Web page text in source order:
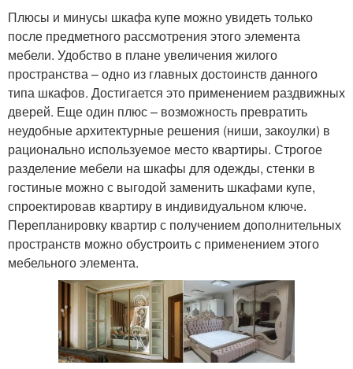
Плюсы и минусы шкафа купе можно увидеть только
после предметного рассмотрения этого элемента
мебели. Удобство в плане увеличения жилого
пространства – одно из главных достоинств данного
типа шкафов. Достигается это применением раздвижных
дверей. Еще один плюс – возможность превратить
неудобные архитектурные решения (ниши, закоулки) в
рационально используемое место квартиры. Строгое
разделение мебели на шкафы для одежды, стенки в
гостиные можно с выгодой заменить шкафами купе,
спроектировав квартиру в индивидуальном ключе.
Перепланировку квартир с получением дополнительных
пространств можно обустроить с применением этого
мебельного элемента.